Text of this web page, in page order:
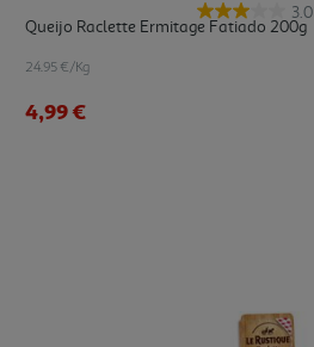
3.0
Queijo Raclette Ermitage Fatiado 200g
24.95 €/Kg
4,99 €